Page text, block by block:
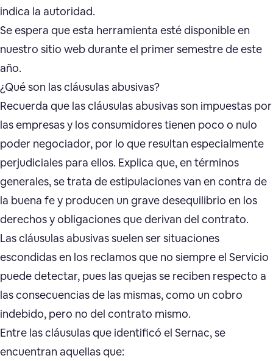
indica la autoridad.
Se espera que esta herramienta esté disponible en
nuestro sitio web durante el primer semestre de este
año.
¿Qué son las cláusulas abusivas?
Recuerda que las cláusulas abusivas son impuestas por
las empresas y los consumidores tienen poco o nulo
poder negociador, por lo que resultan especialmente
perjudiciales para ellos. Explica que, en términos
generales, se trata de estipulaciones van en contra de
la buena fe y producen un grave desequilibrio en los
derechos y obligaciones que derivan del contrato.
Las cláusulas abusivas suelen ser situaciones
escondidas en los reclamos que no siempre el Servicio
puede detectar, pues las quejas se reciben respecto a
las consecuencias de las mismas, como un cobro
indebido, pero no del contrato mismo.
Entre las cláusulas que identificó el Sernac, se
encuentran aquellas que: